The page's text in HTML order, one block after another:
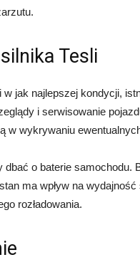
Tesli
jak najlepszej kondycji,
i serwisowanie
w wykrywaniu
dbać o baterie
ma wpływ na
rozładowania.